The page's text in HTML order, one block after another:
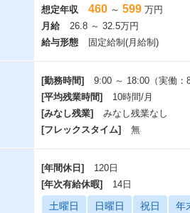
想定年収 460 ～ 599 万円
月給
26.8 ～ 32.5万円
給与形態
固定給制(月給制)
[勤務時間]
9:00 ～ 18:00（実働
[平均残業時間]
10時間/月
[みなし残業]
みなし残業なし
[フレックスタイム]
無
[年間休日]
120日
[年次有給休暇]
14日
土曜日 日曜日 祝日 年